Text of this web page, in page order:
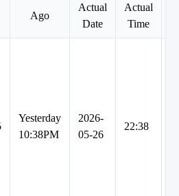
Ago
Actual
Date
Actual
Time
Yesterday
10:38PM
2026-
05-26
22:38